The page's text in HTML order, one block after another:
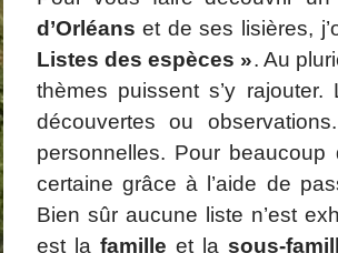
1761) – La Coquette
Anne-Lyse MESSAGERdansZeuzera
pyrina (Linné, 1761) – La Coquette
DominiquedansZeuzera pyrina (Linné,
1761) – La Coquette
Vincedans Zeuzera pyrina (Linné, 1761) –
La Coquette
Dominiquedans Amanita strobiliformis
(Paulet) Bertillon, 1866 – L’ Amanite
Catégories
Araignées
Champignons
Coléoptères
Flore
GALERIE PHOTO
d’Orléans et de ses lisières,
Listes des espèces ». Au
thèmes puissent s’y
découvertes ou
personnelles. Pour beaucoup
certaine grâce à l’aide de
Bien sûr aucune liste n’est
est la famille et lasous-